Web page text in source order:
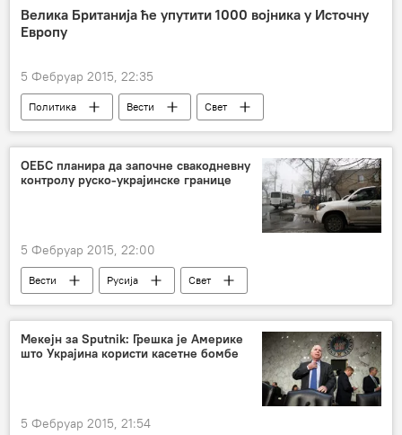
Ангела Меркел
Конфликт у Украјини
Европа
Велика Британија ће упутити 1000 војника у Источну
Европу
5 Фебруар 2015, 22:35
Политика Вести
Свет
Велика Британија
Источна Европа
НАТО
ОЕБС планира да започне свакодневну
контролу руско-украјинске границе
5 Фебруар 2015, 22:00
Вести Русија
Свет
Украјина
ОЕБС
Мекејн за Sputnik: Грешка је Америке
што Украјина користи касетне бомбе
5 Фебруар 2015, 21:54